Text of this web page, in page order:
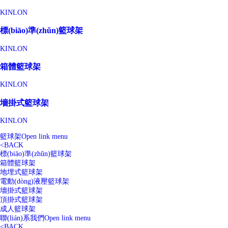
KINLON
標(biāo)準(zhǔn)籃球架
KINLON
箱體籃球架
KINLON
墻掛式籃球架
KINLON
籃球架Open link menu
<BACK
標(biāo)準(zhǔn)籃球架
箱體籃球架
地埋式籃球架
電動(dòng)液壓籃球架
墻掛式籃球架
頂掛式籃球架
成人籃球架
聯(lián)系我們Open link menu